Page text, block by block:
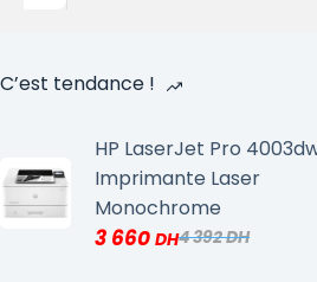
C’est tendance !
HP LaserJet Pro
Imprimante Laser
Monochrome
4 392
3 660